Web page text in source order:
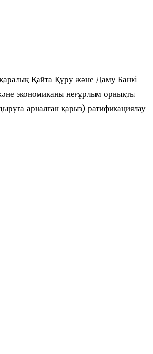
Қайта Құру және Даму Банкі
экономиканы неғұрлым орнықты
арналған қарыз) ратификациялау